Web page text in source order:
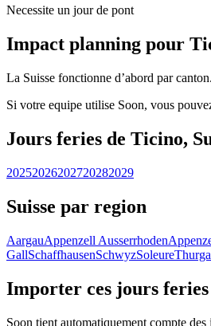
Necessite un jour de pont
Impact planning pour
La Suisse fonctionne d’abord par
Si votre equipe utilise Soon, vous
Jours feries de Ticino,
20252026202720282029
Suisse par region
AargauAppenzell Ausserrhoden
GallSchaffhausenSchwyzSoleure
Importer ces jours
Soon tient automatiquement compte